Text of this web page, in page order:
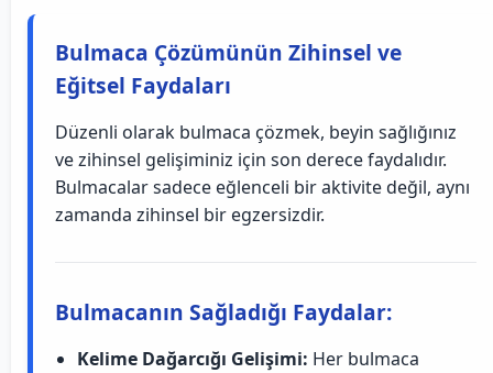
Bulmaca Çözümünün Zihinsel ve
Eğitsel Faydaları
Düzenli olarak bulmaca çözmek, beyin sağlığınız
ve zihinsel gelişiminiz için son derece faydalıdır.
Bulmacalar sadece eğlenceli bir aktivite değil, aynı
zamanda zihinsel bir egzersizdir.
Bulmacanın Sağladığı Faydalar:
Kelime Dağarcığı Gelişimi: Her bulmaca